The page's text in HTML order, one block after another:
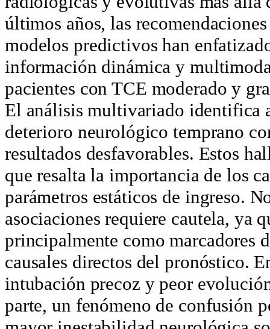
últimos años, las
modelos predictivos han
información dinámica y
pacientes con TCE moderado y
El análisis multivariado identifica
deterioro neurológico temprano
resultados desfavorables. Estos
que resalta la importancia de los
parámetros estáticos de ingreso.
asociaciones requiere cautela, ya
principalmente como marcadores
causales directos del pronóstico.
intubación precoz y peor
parte, un fenómeno de confusión